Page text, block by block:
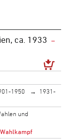
ca. 1933
1950
1931-
und
Wahlkampf